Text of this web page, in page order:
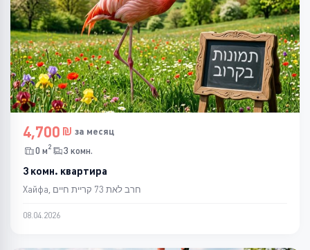
4,700
за месяц
0 м2 3 комн.
3 комн. квартира
Хайфа, חרב לאת 73 קריית חיים
08.04.2026